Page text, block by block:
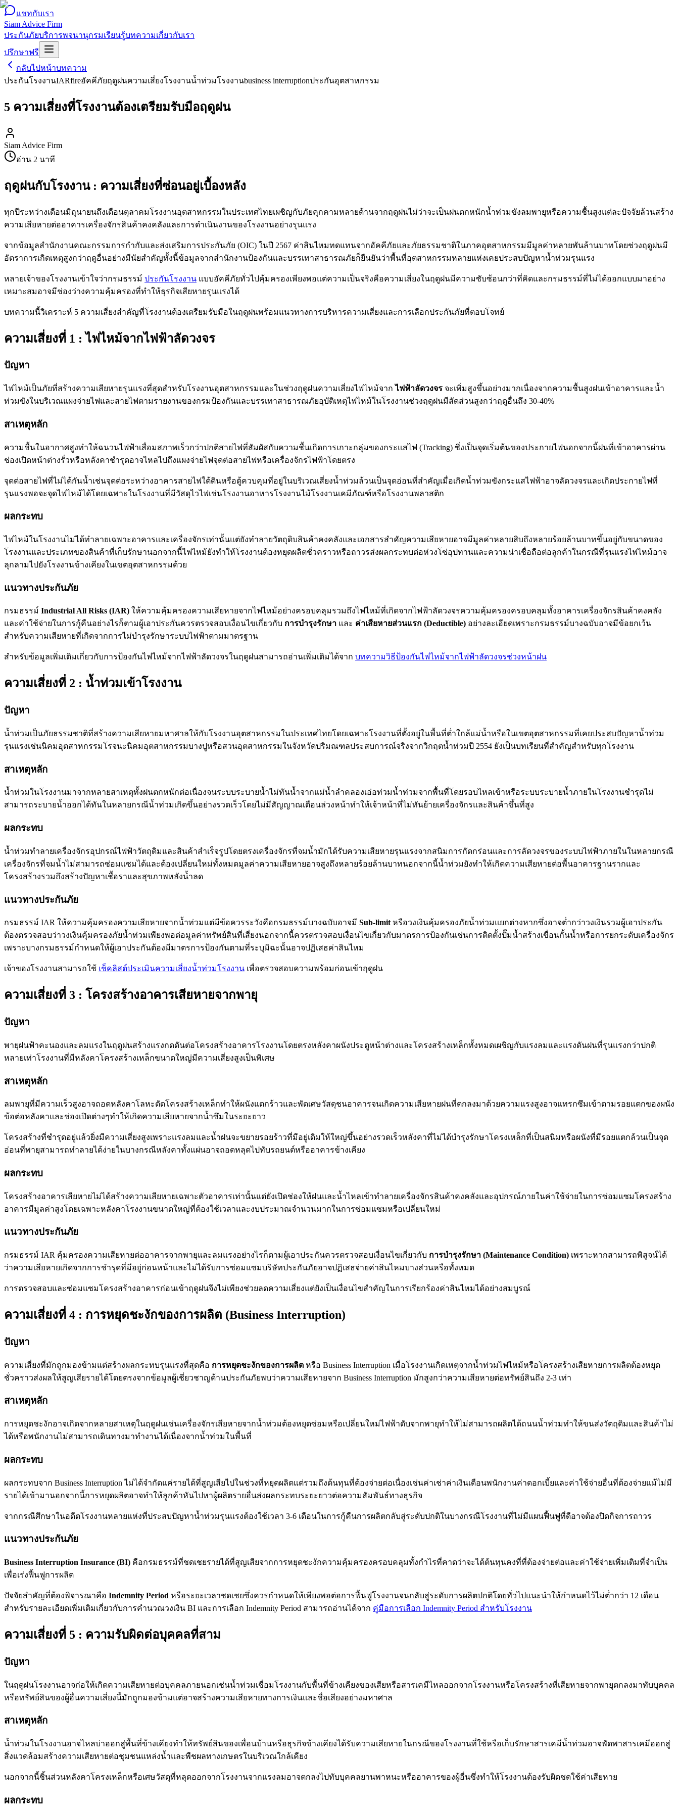
แชทกับเรา
Siam Advice Firm
ประกันภัยบริการพจนานุกรมเรียนรู้บทความเกี่ยวกับเรา
ปรึกษาฟรี
กลับไปหน้าบทความ
ประกันโรงงานIARfireอัคคีภัยฤดูฝนความเสี่ยงโรงงานน้ำท่วมโรงงานbusiness interruptionประกันอุตสาหกรรม
5 ความเสี่ยงที่โรงงานต้องเตรียมรับมือฤดูฝน
Siam Advice Firm
อ่าน 2 นาที
ฤดูฝนกับโรงงาน : ความเสี่ยงที่ซ่อนอยู่เบื้องหลัง
ทุกปีระหว่างเดือนมิถุนายนถึงเดือนตุลาคมโรงงานอุตสาหกรรมในประเทศไทยเผชิญกับภัยคุกคามหลายด้านจากฤดูฝนไม่ว่าจะเป็นฝนตกหนักน้ำท่วมขังลมพายุหรือความชื้นสูงแต่ละปัจจัยล้วนสร้าง
ความเสียหายต่ออาคารเครื่องจักรสินค้าคงคลังและการดำเนินงานของโรงงานอย่างรุนแรง
จากข้อมูลสำนักงานคณะกรรมการกำกับและส่งเสริมการประกันภัย (OIC) ในปี 2567 ค่าสินไหมทดแทนจากอัคคีภัยและภัยธรรมชาติในภาคอุตสาหกรรมมีมูลค่าหลายพันล้านบาทโดยช่วงฤดูฝนมี
อัตราการเกิดเหตุสูงกว่าฤดูอื่นอย่างมีนัยสำคัญทั้งนี้ข้อมูลจากสำนักงานป้องกันและบรรเทาสาธารณภัยก็ยืนยันว่าพื้นที่อุตสาหกรรมหลายแห่งเคยประสบปัญหาน้ำท่วมรุนแรง
หลายเจ้าของโรงงานเข้าใจว่ากรมธรรม์ ประกันโรงงาน แบบอัคคีภัยทั่วไปคุ้มครองเพียงพอแต่ความเป็นจริงคือความเสี่ยงในฤดูฝนมีความซับซ้อนกว่าที่คิดและกรมธรรม์ที่ไม่ได้ออกแบบมาอย่าง
เหมาะสมอาจมีช่องว่างความคุ้มครองที่ทำให้ธุรกิจเสียหายรุนแรงได้
บทความนี้วิเคราะห์ 5 ความเสี่ยงสำคัญที่โรงงานต้องเตรียมรับมือในฤดูฝนพร้อมแนวทางการบริหารความเสี่ยงและการเลือกประกันภัยที่ตอบโจทย์
ความเสี่ยงที่ 1 : ไฟไหม้จากไฟฟ้าลัดวงจร
ปัญหา
ไฟไหม้เป็นภัยที่สร้างความเสียหายรุนแรงที่สุดสำหรับโรงงานอุตสาหกรรมและในช่วงฤดูฝนความเสี่ยงไฟไหม้จากไฟฟ้าลัดวงจร จะเพิ่มสูงขึ้นอย่างมากเนื่องจากความชื้นสูงฝนเข้าอาคารและน้ำ
ท่วมขังในบริเวณแผงจ่ายไฟและสายไฟตามรายงานของกรมป้องกันและบรรเทาสาธารณภัยอุบัติเหตุไฟไหม้ในโรงงานช่วงฤดูฝนมีสัดส่วนสูงกว่าฤดูอื่นถึง 30-40%
สาเหตุหลัก
ความชื้นในอากาศสูงทำให้ฉนวนไฟฟ้าเสื่อมสภาพเร็วกว่าปกติสายไฟที่สัมผัสกับความชื้นเกิดการเกาะกลุ่มของกระแสไฟ (Tracking) ซึ่งเป็นจุดเริ่มต้นของประกายไฟนอกจากนี้ฝนที่เข้าอาคารผ่าน
ช่องเปิดหน้าต่างรั่วหรือหลังคาชำรุดอาจไหลไปถึงแผงจ่ายไฟจุดต่อสายไฟหรือเครื่องจักรไฟฟ้าโดยตรง
จุดต่อสายไฟที่ไม่ได้กันน้ำเช่นจุดต่อระหว่างอาคารสายไฟใต้ดินหรือตู้ควบคุมที่อยู่ในบริเวณเสี่ยงน้ำท่วมล้วนเป็นจุดอ่อนที่สำคัญเมื่อเกิดน้ำท่วมขังกระแสไฟฟ้าอาจลัดวงจรและเกิดประกายไฟที่
รุนแรงพอจะจุดไฟไหม้ได้โดยเฉพาะในโรงงานที่มีวัสดุไวไฟเช่นโรงงานอาหารโรงงานไม้โรงงานเคมีภัณฑ์หรือโรงงานพลาสติก
ผลกระทบ
ไฟไหม้ในโรงงานไม่ได้ทำลายเฉพาะอาคารและเครื่องจักรเท่านั้นแต่ยังทำลายวัตถุดิบสินค้าคงคลังและเอกสารสำคัญความเสียหายอาจมีมูลค่าหลายสิบถึงหลายร้อยล้านบาทขึ้นอยู่กับขนาดของ
โรงงานและประเภทของสินค้าที่เก็บรักษานอกจากนี้ไฟไหม้ยังทำให้โรงงานต้องหยุดผลิตชั่วคราวหรือถาวรส่งผลกระทบต่อห่วงโซ่อุปทานและความน่าเชื่อถือต่อลูกค้าในกรณีที่รุนแรงไฟไหม้อาจ
ลุกลามไปยังโรงงานข้างเคียงในเขตอุตสาหกรรมด้วย
แนวทางประกันภัย
กรมธรรม์ Industrial All Risks (IAR) ให้ความคุ้มครองความเสียหายจากไฟไหม้อย่างครอบคลุมรวมถึงไฟไหม้ที่เกิดจากไฟฟ้าลัดวงจรความคุ้มครองครอบคลุมทั้งอาคารเครื่องจักรสินค้าคงคลัง
และค่าใช้จ่ายในการกู้คืนอย่างไรก็ตามผู้เอาประกันควรตรวจสอบเงื่อนไขเกี่ยวกับ การบำรุงรักษา และ ค่าเสียหายส่วนแรก (Deductible) อย่างละเอียดเพราะกรมธรรม์บางฉบับอาจมีข้อยกเว้น
สำหรับความเสียหายที่เกิดจากการไม่บำรุงรักษาระบบไฟฟ้าตามมาตรฐาน
สำหรับข้อมูลเพิ่มเติมเกี่ยวกับการป้องกันไฟไหม้จากไฟฟ้าลัดวงจรในฤดูฝนสามารถอ่านเพิ่มเติมได้จาก บทความวิธีป้องกันไฟไหม้จากไฟฟ้าลัดวงจรช่วงหน้าฝน
ความเสี่ยงที่ 2 : น้ำท่วมเข้าโรงงาน
ปัญหา
น้ำท่วมเป็นภัยธรรมชาติที่สร้างความเสียหายมหาศาลให้กับโรงงานอุตสาหกรรมในประเทศไทยโดยเฉพาะโรงงานที่ตั้งอยู่ในพื้นที่ต่ำใกล้แม่น้ำหรือในเขตอุตสาหกรรมที่เคยประสบปัญหาน้ำท่วม
รุนแรงเช่นนิคมอุตสาหกรรมโรจนะนิคมอุตสาหกรรมบางปูหรือสวนอุตสาหกรรมในจังหวัดปริมณฑลประสบการณ์จริงจากวิกฤตน้ำท่วมปี 2554 ยังเป็นบทเรียนที่สำคัญสำหรับทุกโรงงาน
สาเหตุหลัก
น้ำท่วมในโรงงานมาจากหลายสาเหตุทั้งฝนตกหนักต่อเนื่องจนระบบระบายน้ำไม่ทันน้ำจากแม่น้ำลำคลองเอ่อท่วมน้ำท่วมจากพื้นที่โดยรอบไหลเข้าหรือระบบระบายน้ำภายในโรงงานชำรุดไม่
สามารถระบายน้ำออกได้ทันในหลายกรณีน้ำท่วมเกิดขึ้นอย่างรวดเร็วโดยไม่มีสัญญาณเตือนล่วงหน้าทำให้เจ้าหน้าที่ไม่ทันย้ายเครื่องจักรและสินค้าขึ้นที่สูง
ผลกระทบ
น้ำท่วมทำลายเครื่องจักรอุปกรณ์ไฟฟ้าวัตถุดิมและสินค้าสำเร็จรูปโดยตรงเครื่องจักรที่จมน้ำมักได้รับความเสียหายรุนแรงจากสนิมการกัดกร่อนและการลัดวงจรของระบบไฟฟ้าภายในในหลายกรณี
เครื่องจักรที่จมน้ำไม่สามารถซ่อมแซมได้และต้องเปลี่ยนใหม่ทั้งหมดมูลค่าความเสียหายอาจสูงถึงหลายร้อยล้านบาทนอกจากนี้น้ำท่วมยังทำให้เกิดความเสียหายต่อพื้นอาคารฐานรากและ
โครงสร้างรวมถึงสร้างปัญหาเชื้อราและสุขภาพหลังน้ำลด
แนวทางประกันภัย
กรมธรรม์ IAR ให้ความคุ้มครองความเสียหายจากน้ำท่วมแต่มีข้อควรระวังคือกรมธรรม์บางฉบับอาจมี Sub-limit หรือวงเงินคุ้มครองภัยน้ำท่วมแยกต่างหากซึ่งอาจต่ำกว่าวงเงินรวมผู้เอาประกัน
ต้องตรวจสอบว่าวงเงินคุ้มครองภัยน้ำท่วมเพียงพอต่อมูลค่าทรัพย์สินที่เสี่ยงนอกจากนี้ควรตรวจสอบเงื่อนไขเกี่ยวกับมาตรการป้องกันเช่นการติดตั้งปั๊มน้ำสร้างเขื่อนกั้นน้ำหรือการยกระดับเครื่องจักร
เพราะบางกรมธรรม์กำหนดให้ผู้เอาประกันต้องมีมาตรการป้องกันตามที่ระบุมิฉะนั้นอาจปฏิเสธค่าสินไหม
เจ้าของโรงงานสามารถใช้ เช็คลิสต์ประเมินความเสี่ยงน้ำท่วมโรงงาน เพื่อตรวจสอบความพร้อมก่อนเข้าฤดูฝน
ความเสี่ยงที่ 3 : โครงสร้างอาคารเสียหายจากพายุ
ปัญหา
พายุฝนฟ้าคะนองและลมแรงในฤดูฝนสร้างแรงกดดันต่อโครงสร้างอาคารโรงงานโดยตรงหลังคาผนังประตูหน้าต่างและโครงสร้างเหล็กทั้งหมดเผชิญกับแรงลมและแรงดันฝนที่รุนแรงกว่าปกติ
หลายเท่าโรงงานที่มีหลังคาโครงสร้างเหล็กขนาดใหญ่มีความเสี่ยงสูงเป็นพิเศษ
สาเหตุหลัก
ลมพายุที่มีความเร็วสูงอาจถอดหลังคาโลหะดัดโครงสร้างเหล็กทำให้ผนังแตกร้าวและพัดเศษวัสดุชนอาคารจนเกิดความเสียหายฝนที่ตกลงมาด้วยความแรงสูงอาจแทรกซึมเข้าตามรอยแตกของผนัง
ข้อต่อหลังคาและช่องเปิดต่างๆทำให้เกิดความเสียหายจากน้ำซึมในระยะยาว
โครงสร้างที่ชำรุดอยู่แล้วยิ่งมีความเสี่ยงสูงเพราะแรงลมและน้ำฝนจะขยายรอยร้าวที่มีอยู่เดิมให้ใหญ่ขึ้นอย่างรวดเร็วหลังคาที่ไม่ได้บำรุงรักษาโครงเหล็กที่เป็นสนิมหรือผนังที่มีรอยแตกล้วนเป็นจุด
อ่อนที่พายุสามารถทำลายได้ง่ายในบางกรณีหลังคาทั้งแผ่นอาจถอดหลุดไปทับรถยนต์หรืออาคารข้างเคียง
ผลกระทบ
โครงสร้างอาคารเสียหายไม่ได้สร้างความเสียหายเฉพาะตัวอาคารเท่านั้นแต่ยังเปิดช่องให้ฝนและน้ำไหลเข้าทำลายเครื่องจักรสินค้าคงคลังและอุปกรณ์ภายในค่าใช้จ่ายในการซ่อมแซมโครงสร้าง
อาคารมีมูลค่าสูงโดยเฉพาะหลังคาโรงงานขนาดใหญ่ที่ต้องใช้เวลาและงบประมาณจำนวนมากในการซ่อมแซมหรือเปลี่ยนใหม่
แนวทางประกันภัย
กรมธรรม์ IAR คุ้มครองความเสียหายต่ออาคารจากพายุและลมแรงอย่างไรก็ตามผู้เอาประกันควรตรวจสอบเงื่อนไขเกี่ยวกับ การบำรุงรักษา (Maintenance Condition) เพราะหากสามารถพิสูจน์ได้
ว่าความเสียหายเกิดจากการชำรุดที่มีอยู่ก่อนหน้าและไม่ได้รับการซ่อมแซมบริษัทประกันภัยอาจปฏิเสธจ่ายค่าสินไหมบางส่วนหรือทั้งหมด
การตรวจสอบและซ่อมแซมโครงสร้างอาคารก่อนเข้าฤดูฝนจึงไม่เพียงช่วยลดความเสี่ยงแต่ยังเป็นเงื่อนไขสำคัญในการเรียกร้องค่าสินไหมได้อย่างสมบูรณ์
ความเสี่ยงที่ 4 : การหยุดชะงักของการผลิต (Business Interruption)
ปัญหา
ความเสี่ยงที่มักถูกมองข้ามแต่สร้างผลกระทบรุนแรงที่สุดคือ การหยุดชะงักของการผลิต หรือ Business Interruption เมื่อโรงงานเกิดเหตุจากน้ำท่วมไฟไหม้หรือโครงสร้างเสียหายการผลิตต้องหยุด
ชั่วคราวส่งผลให้สูญเสียรายได้โดยตรงจากข้อมูลผู้เชี่ยวชาญด้านประกันภัยพบว่าความเสียหายจาก Business Interruption มักสูงกว่าความเสียหายต่อทรัพย์สินถึง 2-3 เท่า
สาเหตุหลัก
การหยุดชะงักอาจเกิดจากหลายสาเหตุในฤดูฝนเช่นเครื่องจักรเสียหายจากน้ำท่วมต้องหยุดซ่อมหรือเปลี่ยนใหม่ไฟฟ้าดับจากพายุทำให้ไม่สามารถผลิตได้ถนนน้ำท่วมทำให้ขนส่งวัตถุดิมและสินค้าไม่
ได้หรือพนักงานไม่สามารถเดินทางมาทำงานได้เนื่องจากน้ำท่วมในพื้นที่
ผลกระทบ
ผลกระทบจาก Business Interruption ไม่ได้จำกัดแค่รายได้ที่สูญเสียไปในช่วงที่หยุดผลิตแต่รวมถึงต้นทุนที่ต้องจ่ายต่อเนื่องเช่นค่าเช่าค่าเงินเดือนพนักงานค่าดอกเบี้ยและค่าใช้จ่ายอื่นที่ต้องจ่ายแม้ไม่มี
รายได้เข้ามานอกจากนี้การหยุดผลิตอาจทำให้ลูกค้าหันไปหาผู้ผลิตรายอื่นส่งผลกระทบระยะยาวต่อความสัมพันธ์ทางธุรกิจ
จากกรณีศึกษาในอดีตโรงงานหลายแห่งที่ประสบปัญหาน้ำท่วมรุนแรงต้องใช้เวลา 3-6 เดือนในการกู้คืนการผลิตกลับสู่ระดับปกติในบางกรณีโรงงานที่ไม่มีแผนฟื้นฟูที่ดีอาจต้องปิดกิจการถาวร
แนวทางประกันภัย
Business Interruption Insurance (BI) คือกรมธรรม์ที่ชดเชยรายได้ที่สูญเสียจากการหยุดชะงักความคุ้มครองครอบคลุมทั้งกำไรที่คาดว่าจะได้ต้นทุนคงที่ที่ต้องจ่ายต่อและค่าใช้จ่ายเพิ่มเติมที่จำเป็น
เพื่อเร่งฟื้นฟูการผลิต
ปัจจัยสำคัญที่ต้องพิจารณาคือ Indemnity Period หรือระยะเวลาชดเชยซึ่งควรกำหนดให้เพียงพอต่อการฟื้นฟูโรงงานจนกลับสู่ระดับการผลิตปกติโดยทั่วไปแนะนำให้กำหนดไว้ไม่ต่ำกว่า 12 เดือน
สำหรับรายละเอียดเพิ่มเติมเกี่ยวกับการคำนวณวงเงิน BI และการเลือก Indemnity Period สามารถอ่านได้จาก คู่มือการเลือก Indemnity Period สำหรับโรงงาน
ความเสี่ยงที่ 5 : ความรับผิดต่อบุคคลที่สาม
ปัญหา
ในฤดูฝนโรงงานอาจก่อให้เกิดความเสียหายต่อบุคคลภายนอกเช่นน้ำท่วมเชื่อมโรงงานกับพื้นที่ข้างเคียงของเสียหรือสารเคมีไหลออกจากโรงงานหรือโครงสร้างที่เสียหายจากพายุตกลงมาทับบุคคล
หรือทรัพย์สินของผู้อื่นความเสี่ยงนี้มักถูกมองข้ามแต่อาจสร้างความเสียหายทางการเงินและชื่อเสียงอย่างมหาศาล
สาเหตุหลัก
น้ำท่วมในโรงงานอาจไหลบ่าออกสู่พื้นที่ข้างเคียงทำให้ทรัพย์สินของเพื่อนบ้านหรือธุรกิจข้างเคียงได้รับความเสียหายในกรณีของโรงงานที่ใช้หรือเก็บรักษาสารเคมีน้ำท่วมอาจพัดพาสารเคมีออกสู่
สิ่งแวดล้อมสร้างความเสียหายต่อชุมชนแหล่งน้ำและพืชผลทางเกษตรในบริเวณใกล้เคียง
นอกจากนี้ชิ้นส่วนหลังคาโครงเหล็กหรือเศษวัสดุที่หลุดออกจากโรงงานจากแรงลมอาจตกลงไปทับบุคคลยานพาหนะหรืออาคารของผู้อื่นซึ่งทำให้โรงงานต้องรับผิดชดใช้ค่าเสียหาย
ผลกระทบ